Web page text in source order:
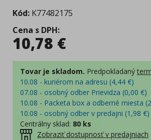
Kód: K77482175
Cena s DPH:
10,78 €
Tovar je skladom. Predpokladaný
10.08 - kuriérom na adresu (4,44 €)
07.08 - osobný odber Prievidza (0,00 €)
10.08 - Packeta box a odberné miesta (
10.08 - osobný odber v predajni (1,98 €)
Centrálny sklad: 80 ks
Zobraziť dostupnosť v predajniach